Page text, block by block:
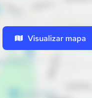
Visualizar mapa